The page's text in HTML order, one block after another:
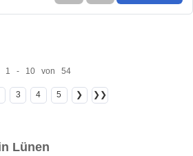
1 - 10 von 54
3 4 5 ❯ ❯❯
Lünen